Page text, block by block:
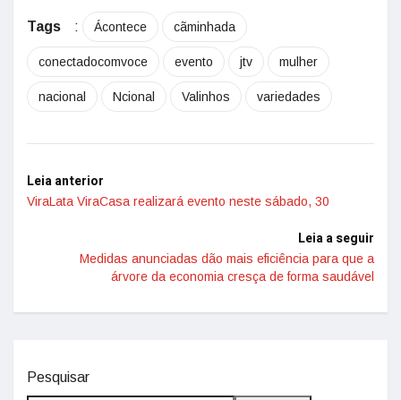
Tags : Ácontece cãminhada
conectadocomvoce evento jtv mulher
nacional Ncional Valinhos variedades
Leia anterior
ViraLata ViraCasa realizará evento neste sábado, 30
Leia a seguir
Medidas anunciadas dão mais eficiência para que a
árvore da economia cresça de forma saudável
Pesquisar